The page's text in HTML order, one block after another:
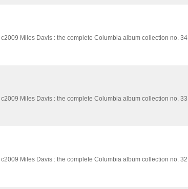
c2009 Miles Davis : the complete Columbia album collection no. 34
c2009 Miles Davis : the complete Columbia album collection no. 33
c2009 Miles Davis : the complete Columbia album collection no. 32